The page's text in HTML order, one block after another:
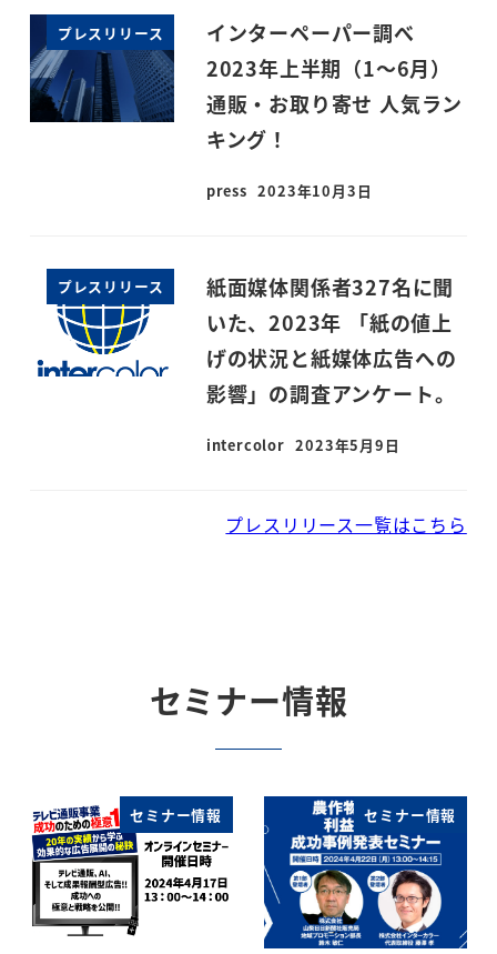
プレスリリース
インターペーパー調べ
2023年上半期（1～6月）
通販・お取り寄せ 人気ラン
キング！
press
投稿日
2023年10月3日
プレスリリース
紙面媒体関係者327名に聞
いた、2023年 「紙の値上
げの状況と紙媒体広告への
影響」の調査アンケート。
intercolor
投稿日
2023年5月9日
プレスリリース一覧はこちら
セミナー情報
セミナー情報 セミナー情報